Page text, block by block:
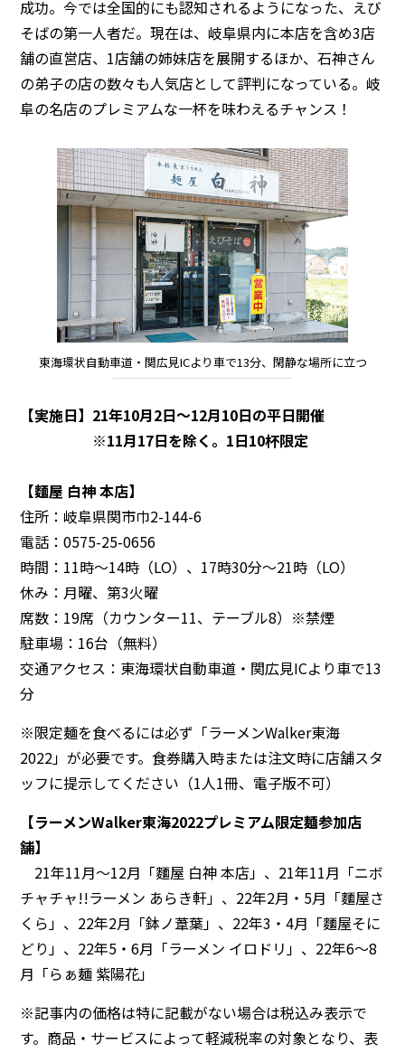
成功。今では全国的にも認知されるようになった、えび
そばの第一人者だ。現在は、岐阜県内に本店を含め3店
舗の直営店、1店舗の姉妹店を展開するほか、石神さん
の弟子の店の数々も人気店として評判になっている。岐
阜の名店のプレミアムな一杯を味わえるチャンス！
東海環状自動車道・関広見ICより車で13分、閑静な場所に立つ
【実施日】21年10月2日～12月10日の平日開催
※11月17日を除く。1日10杯限定
【麵屋 白神 本店】
住所：岐阜県関市巾2-144-6
電話：0575-25-0656
時間：11時～14時（LO）、17時30分～21時（LO）
休み：月曜、第3火曜
席数：19席（カウンター11、テーブル8）※禁煙
駐車場：16台（無料）
交通アクセス：東海環状自動車道・関広見ICより車で13
分
※限定麺を食べるには必ず「ラーメンWalker東海
2022」が必要です。食券購入時または注文時に店舗スタ
ッフに提示してください（1人1冊、電子版不可）
【ラーメンWalker東海2022プレミアム限定麺参加店
舗】
21年11月～12月「麵屋 白神 本店」、21年11月「ニボ
チャチャ!!ラーメン あらき軒」、22年2月・5月「麵屋さ
くら」、22年2月「鉢ノ葦葉」、22年3・4月「麵屋そに
どり」、22年5・6月「ラーメン イロドリ」、22年6～8
月「らぁ麺 紫陽花」
※記事内の価格は特に記載がない場合は税込み表示で
す。商品・サービスによって軽減税率の対象となり、表